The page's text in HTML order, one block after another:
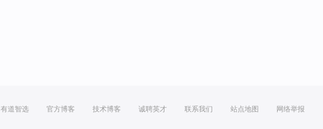
有道智选 官方博客 技术博客 诚聘英才 联系我们 站点地图 网络举报